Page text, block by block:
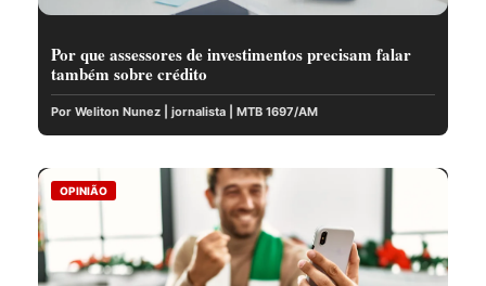
Por que assessores de investimentos precisam falar
também sobre crédito
Por Weliton Nunez | jornalista | MTB 1697/AM
OPINIÃO